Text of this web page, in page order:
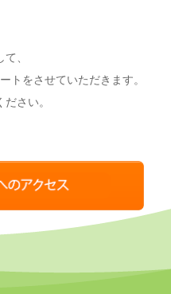
、
トをさせていただきます。
さい。